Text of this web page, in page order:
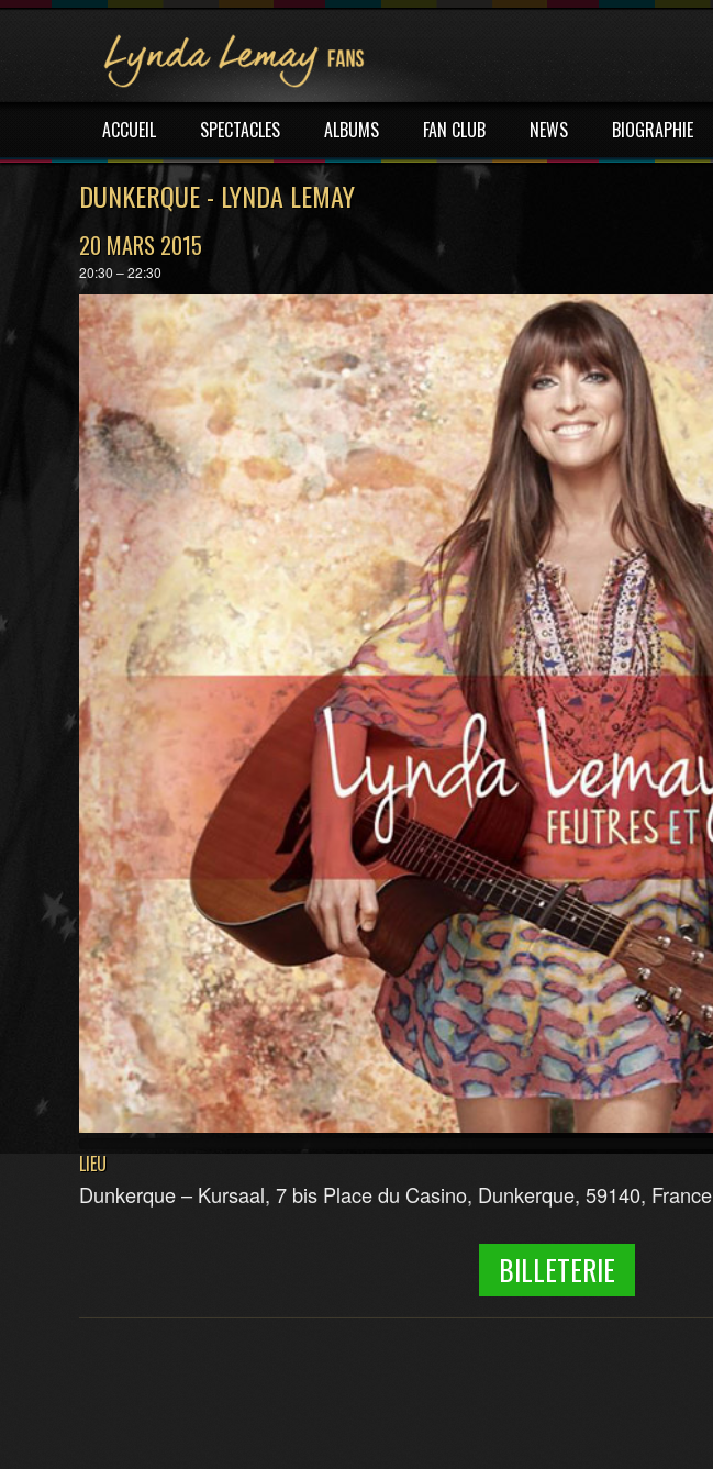
ACCUEIL SPECTACLES ALBUMS FAN CLUB NEWS BIOGRAPHIE
DUNKERQUE - LYNDA LEMAY
20 MARS 2015
20:30 – 22:30
LIEU
Dunkerque – Kursaal, 7 bis Place du Casino, Dunkerque, 59140, France
BILLETERIE